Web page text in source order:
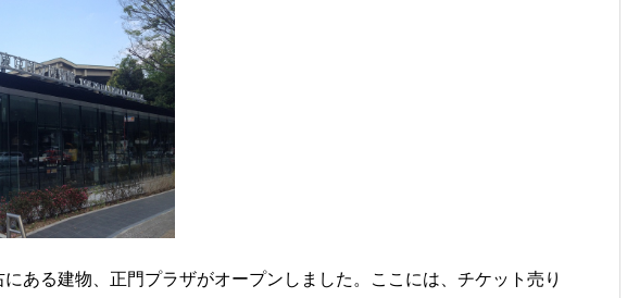
にある建物、正門プラザがオープンしました。ここには、チケット売り